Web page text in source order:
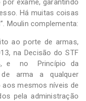
exame, garantindo
Há muitas coisas
Moulin complementa:
ao porte de armas,
na Decisão do STF
e no Princípio da
arma a qualquer
aos mesmos níveis de
pela administração